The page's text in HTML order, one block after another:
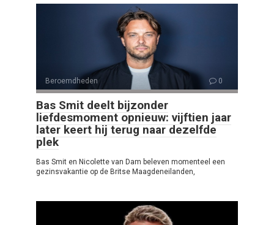
Beroemdheden 0
Bas Smit deelt bijzonder
liefdesmoment opnieuw: vijftien jaar
later keert hij terug naar dezelfde
plek
Bas Smit en Nicolette van Dam beleven momenteel een
gezinsvakantie op de Britse Maagdeneilanden,